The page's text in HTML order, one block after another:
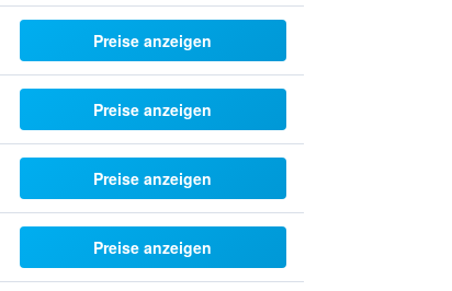
Preise anzeigen
Preise anzeigen
Preise anzeigen
Preise anzeigen